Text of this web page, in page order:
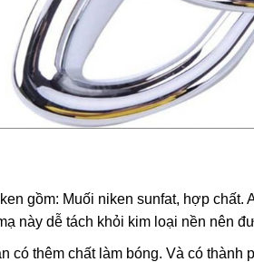
gồm: Muối niken sunfat, hợp chất.
này dễ tách khỏi kim loại nền nên
có thêm chất làm bóng. Và có